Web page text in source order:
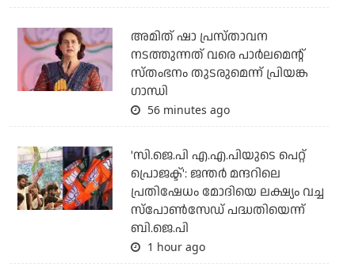
അമിത് ഷാ പ്രസ്താവന
നടത്തുന്നത് വരെ പാര്‍ലമെന്റ്
സ്തംഭനം തുടരുമെന്ന് പ്രിയങ്ക
ഗാന്ധി
56 minutes ago
'സി.ജെ.പി എ.എ.പിയുടെ പെറ്റ്
പ്രൊജക്ട്': ജന്തര്‍ മന്ദറിലെ
പ്രതിഷേധം മോദിയെ ലക്ഷ്യം വച്ച
സ്‌പോണ്‍സേഡ് പദ്ധതിയെന്ന്
ബി.ജെ.പി
1 hour ago